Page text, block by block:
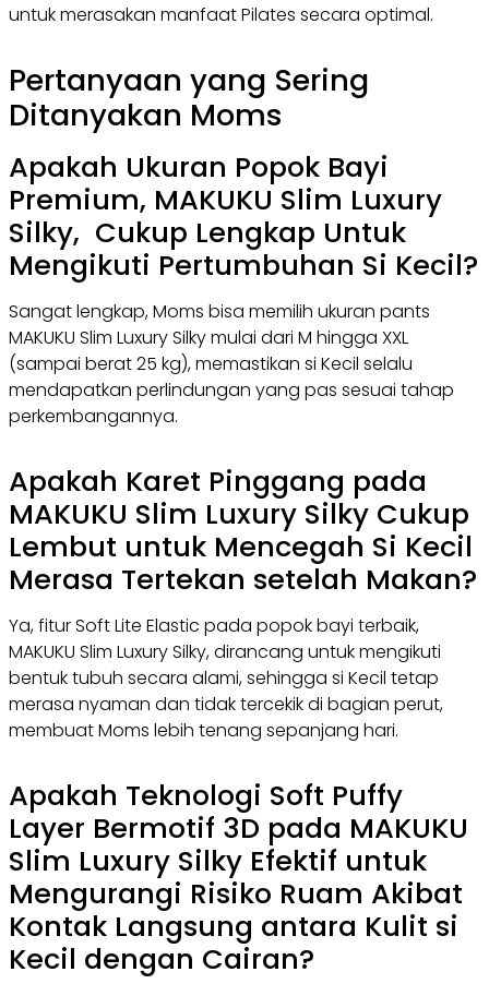
untuk merasakan manfaat Pilates secara optimal.
Pertanyaan yang Sering
Ditanyakan Moms
Apakah Ukuran Popok Bayi
Premium, MAKUKU Slim Luxury
Silky, Cukup Lengkap Untuk
Mengikuti Pertumbuhan Si Kecil?
Sangat lengkap, Moms bisa memilih ukuran pants
MAKUKU Slim Luxury Silky mulai dari M hingga XXL
(sampai berat 25 kg), memastikan si Kecil selalu
mendapatkan perlindungan yang pas sesuai tahap
perkembangannya.
Apakah Karet Pinggang pada
MAKUKU Slim Luxury Silky Cukup
Lembut untuk Mencegah Si Kecil
Merasa Tertekan setelah Makan?
Ya, fitur Soft Lite Elastic pada popok bayi terbaik,
MAKUKU Slim Luxury Silky, dirancang untuk mengikuti
bentuk tubuh secara alami, sehingga si Kecil tetap
merasa nyaman dan tidak tercekik di bagian perut,
membuat Moms lebih tenang sepanjang hari.
Apakah Teknologi Soft Puffy
Layer Bermotif 3D pada MAKUKU
Slim Luxury Silky Efektif untuk
Mengurangi Risiko Ruam Akibat
Kontak Langsung antara Kulit si
Kecil dengan Cairan?